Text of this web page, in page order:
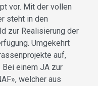
vor. Mit der vollen
steht in den
zur Realisierung der
Umgekehrt
auf,
einem JA zur
welcher aus